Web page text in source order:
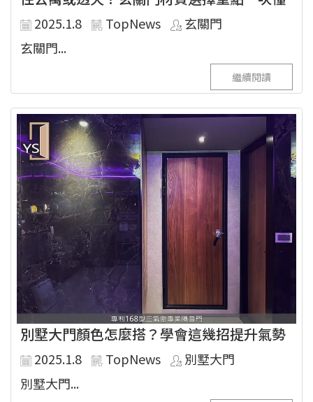
2025.1.8 TopNews
玄關門
玄關門...
繼續閱讀
別墅大門顏色怎麼搭？學會這幾招提升氣勢
2025.1.8 TopNews
別墅大門
別墅大門...